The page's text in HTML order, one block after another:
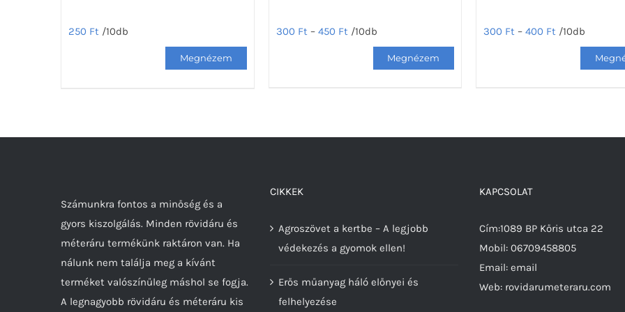
250 Ft /10db
a
termékoldalon
választhatók
ki
300 Ft – 450 Ft /10db
változatok
termékoldalon
választhatók
300 Ft – 400 Ft /10db
változatok
termékoldalon
választhatók
ki
Számunkra fontos a minőség és a
gyors kiszolgálás. Minden rövidáru és
méteráru termékünk raktáron van. Ha
nálunk nem találja meg a kívánt
terméket valószínűleg máshol se fogja.
A legnagyobb rövidáru és méteráru kis
CIKKEK
Agroszövet a kertbe – A legjobb
védekezés a gyomok ellen!
Erős műanyag háló előnyei és
felhelyezése
KAPCSOLAT
Cím:1089 BP Kőris utca 22
Mobil: 06709458805
Email: email
Web: rovidarumeteraru.com